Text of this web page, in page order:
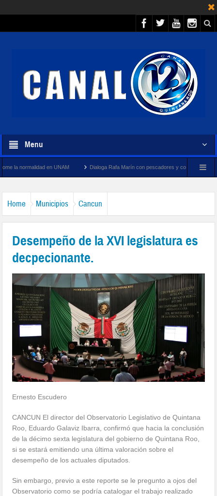
Menu
UNAM Dialoga Rafa Marín con pescadores y cooperativistas turísticos de
Home Municipios Cancun
Desempeño de la XVI legislatura es
decpecionante.
Ernesto Escudero
CANCUN El director del Observatorio Legislativo de Quintana
Roo, Eduardo Galaviz Ibarra, confirmó que hacia la conclusión
de la décimo sexta legislatura del gobierno de Quintana Roo,
si se estará emitiendo una última valoración sobre el
desempeño de los actuales diputados.
Sin embargo, previo a este reporte se le pregunto a ojos del
Observatorio como se podría catalogar el trabajo realizado